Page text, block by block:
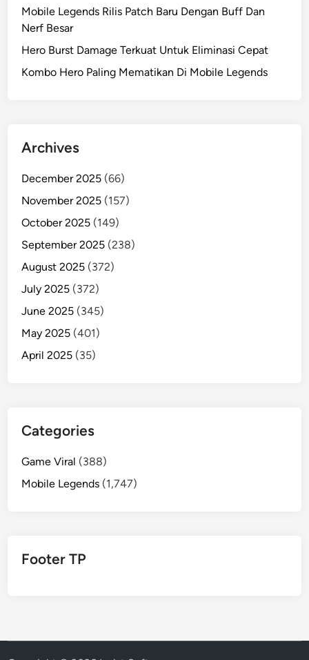
Mobile Legends Rilis Patch Baru Dengan Buff Dan
Nerf Besar
Hero Burst Damage Terkuat Untuk Eliminasi Cepat
Kombo Hero Paling Mematikan Di Mobile Legends
Archives
December 2025 (66)
November 2025 (157)
October 2025 (149)
September 2025 (238)
August 2025 (372)
July 2025 (372)
June 2025 (345)
May 2025 (401)
April 2025 (35)
Categories
Game Viral (388)
Mobile Legends (1,747)
Footer TP